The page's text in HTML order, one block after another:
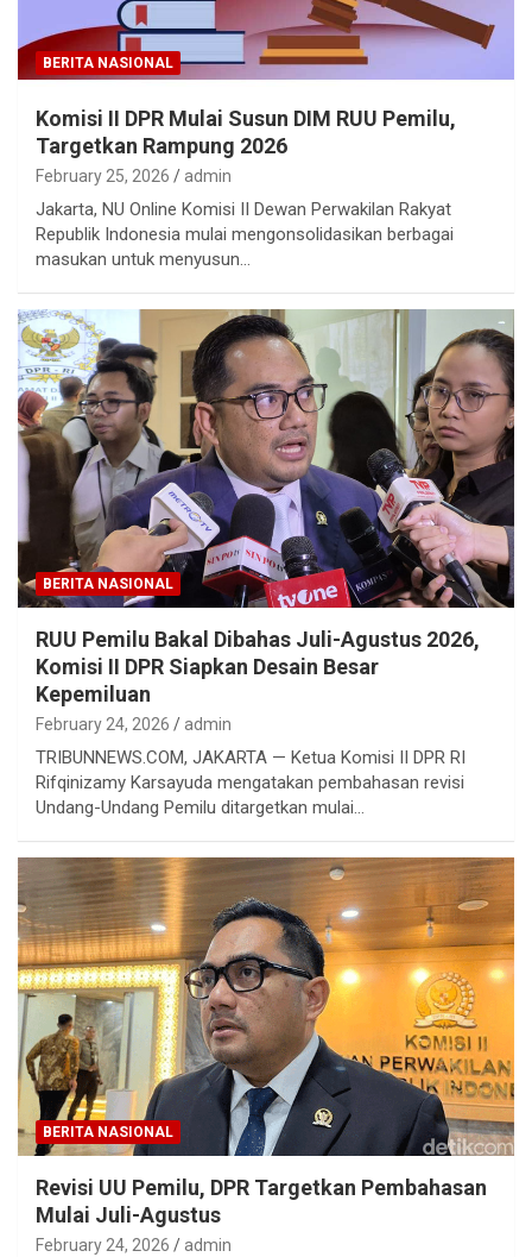
BERITA NASIONAL
Komisi II DPR Mulai Susun DIM RUU Pemilu,
Targetkan Rampung 2026
February 25, 2026 admin
Jakarta, NU Online Komisi II Dewan Perwakilan Rakyat
Republik Indonesia mulai mengonsolidasikan berbagai
masukan untuk menyusun…
BERITA NASIONAL
RUU Pemilu Bakal Dibahas Juli-Agustus 2026,
Komisi II DPR Siapkan Desain Besar
Kepemiluan
February 24, 2026 admin
TRIBUNNEWS.COM, JAKARTA — Ketua Komisi II DPR RI
Rifqinizamy Karsayuda mengatakan pembahasan revisi
Undang-Undang Pemilu ditargetkan mulai…
BERITA NASIONAL
Revisi UU Pemilu, DPR Targetkan Pembahasan
Mulai Juli-Agustus
February 24, 2026 admin